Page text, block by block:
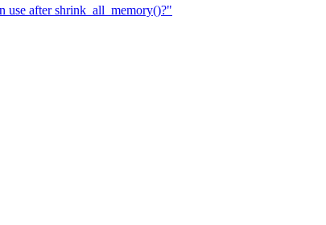
use after shrink_all_memory()?"